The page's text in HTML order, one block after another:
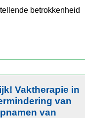
betrokkenheid
Vaktherapie in
van
van